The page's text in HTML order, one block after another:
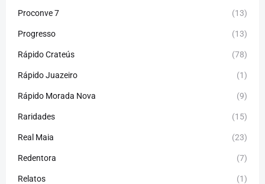
Proconve 7 (13)
Progresso (13)
Rápido Crateús (78)
Rápido Juazeiro (1)
Rápido Morada Nova (9)
Raridades (15)
Real Maia (23)
Redentora (7)
Relatos (1)